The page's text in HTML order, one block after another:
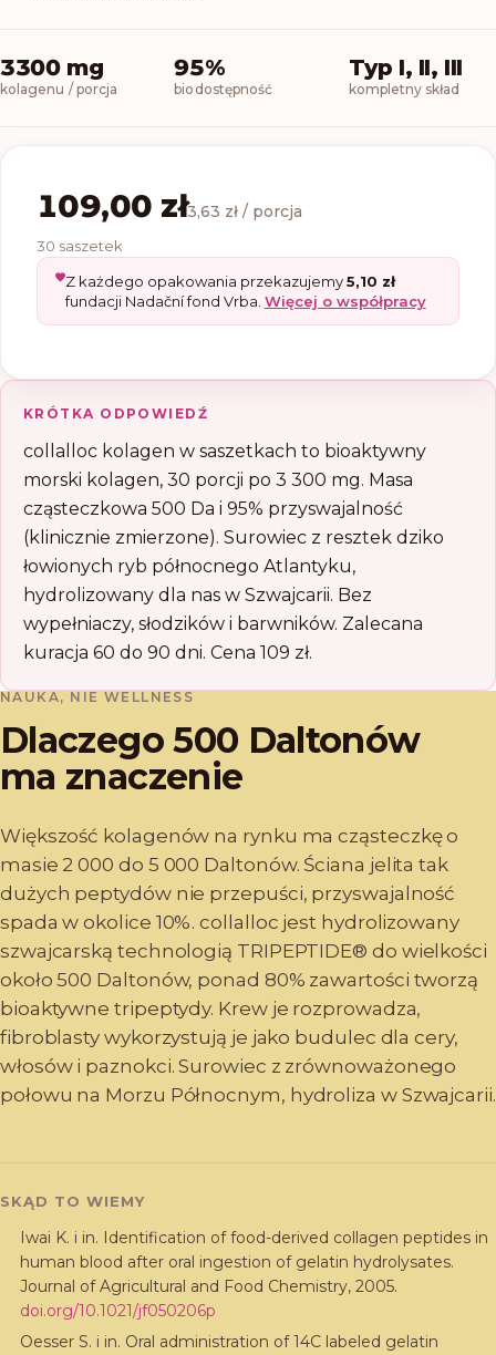
3300 mg
kolagenu / porcja
95%
biodostępność
Typ I, II, III
kompletny skład
109,00 zł3,63 zł / porcja
30 saszetek
Z każdego opakowania przekazujemy5,10 zł
fundacji Nadační fond Vrba. Więcej o współpracy
KRÓTKA ODPOWIEDŹ
collalloc kolagen w saszetkach to bioaktywny
morski kolagen, 30 porcji po 3 300 mg. Masa
cząsteczkowa 500 Da i 95% przyswajalność
(klinicznie zmierzone). Surowiec z resztek dziko
łowionych ryb północnego Atlantyku,
hydrolizowany dla nas w Szwajcarii. Bez
wypełniaczy, słodzików i barwników. Zalecana
kuracja 60 do 90 dni. Cena 109 zł.
NAUKA, NIE WELLNESS
Dlaczego 500 Daltonów
ma znaczenie
Większość kolagenów na rynku ma cząsteczkę o
masie 2 000 do 5 000 Daltonów. Ściana jelita tak
dużych peptydów nie przepuści, przyswajalność
spada w okolice 10%. collalloc jest hydrolizowany
szwajcarską technologią TRIPEPTIDE® do wielkości
około 500 Daltonów, ponad 80% zawartości tworzą
bioaktywne tripeptydy. Krew je rozprowadza,
fibroblasty wykorzystują je jako budulec dla cery,
włosów i paznokci. Surowiec z zrównoważonego
połowu na Morzu Północnym, hydroliza w Szwajcarii.
SKĄD TO WIEMY
Iwai K. i in. Identification of food-derived collagen peptides in
human blood after oral ingestion of gelatin hydrolysates.
Journal of Agricultural and Food Chemistry, 2005.
doi.org/10.1021/jf050206p
Oesser S. i in. Oral administration of 14C labeled gelatin